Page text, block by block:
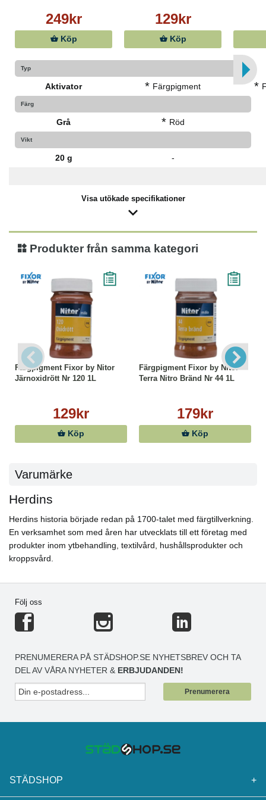
på träets sort och kvalitet.
Vid behandling av aktivator och järnvitriol kan nyansen
initialt dra mot lila, detta försvinner inom ett par dagar.
249kr
Köp
129kr
Köp
Typ
Aktivator * Färgpigment *
Färg
Grå * Röd
Vikt
20 g -
Visa utökade specifikationer
Produkter från samma kategori
Färgpigment Fixor by Nitor
Järnoxidrött Nr 120 1L
129kr
Köp
Färgpigment Fixor by Nitor
Terra Nitro Bränd Nr 44 1L
179kr
Köp
Varumärke
Herdins
Herdins historia började redan på 1700-talet med färgtillverkning.
En verksamhet som med åren har utvecklats till ett företag med
produkter inom ytbehandling, textilvård, hushållsprodukter och
kroppsvård.
Följ oss
PRENUMERERA PÅ STÄDSHOP.SE NYHETSBREV OCH TA
DEL AV VÅRA NYHETER & ERBJUDANDEN!
Prenumerera
STÄDSHOP +